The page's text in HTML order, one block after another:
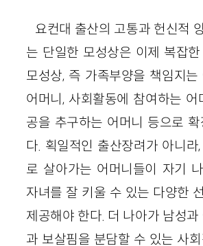
요컨대 출산의 고통과 헌신적
는 단일한 모성상은 이제 복잡
모성상, 즉 가족부양을 책임지는
어머니, 사회활동에 참여하는 어
공을 추구하는 어머니 등으로
다. 획일적인 출산장려가 아니라
로 살아가는 어머니들이 자기
자녀를 잘 키울 수 있는 다양한
제공해야 한다. 더 나아가 남성
과 보살핌을 분담할 수 있는 사